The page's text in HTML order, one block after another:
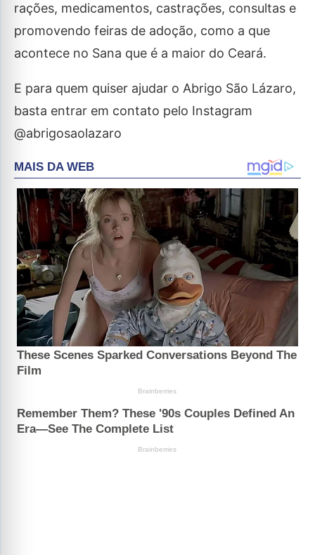
rações, medicamentos, castrações, consultas e
promovendo feiras de adoção, como a que
acontece no Sana que é a maior do Ceará.
E para quem quiser ajudar o Abrigo São Lázaro,
basta entrar em contato pelo Instagram
@abrigosaolazaro